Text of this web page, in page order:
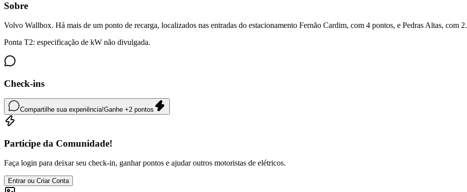
Sobre
Volvo Wallbox. Há mais de um ponto de recarga, localizados nas entradas do estacionamento Fernão Cardim, com 4 pontos, e Pedras Altas, com 2.
Ponta T2: especificação de kW não divulgada.
Check-ins
Compartilhe sua experiência!Ganhe +2 pontos
Participe da Comunidade!
Faça login para deixar seu check-in, ganhar pontos e ajudar outros motoristas de elétricos.
Entrar ou Criar Conta